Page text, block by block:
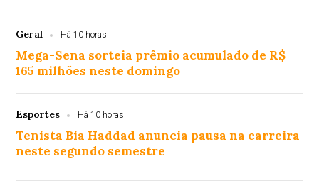
Geral Há 10 horas
Mega-Sena sorteia prêmio acumulado de R$
165 milhões neste domingo
Esportes Há 10 horas
Tenista Bia Haddad anuncia pausa na carreira
neste segundo semestre